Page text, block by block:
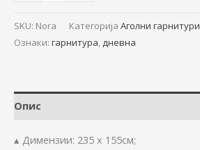
SKU: Nora Категорија Аголни гарнитури
Ознаки: гарнитура, дневна
Опис
▴ Димензии: 235 х 155см;